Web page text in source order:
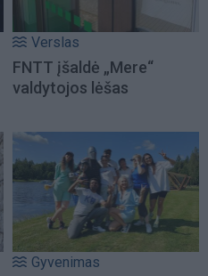
Verslas
FNTT įšaldė „Mere“
valdytojos lėšas
Gyvenimas